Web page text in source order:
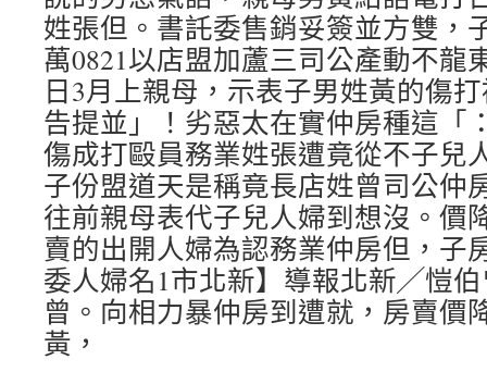
姓張但。書託委售銷妥簽並方雙，
萬0821以店盟加蘆三司公產動不龍
日3月上親母，示表子男姓黃的傷
告提並」！劣惡太在實仲房種這「
傷成打毆員務業姓張遭竟從不子兒
子份盟道天是稱竟長店姓曾司公仲
往前親母表代子兒人婦到想沒。價
賣的出開人婦為認務業仲房但，子
委人婦名1市北新】導報北新╱愷
曾。向相力暴仲房到遭就，房賣價
黃，